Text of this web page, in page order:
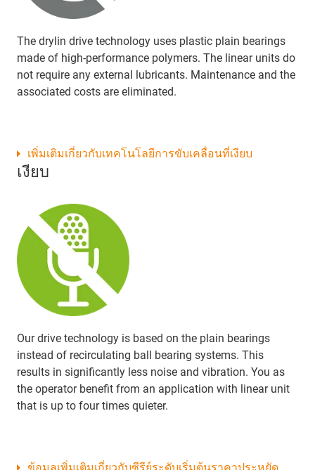
The drylin drive technology uses plastic plain bearings
made of high-performance polymers. The linear units do
not require any external lubricants. Maintenance and the
associated costs are eliminated.
เงียบ
Our drive technology is based on the plain bearings
instead of recirculating ball bearing systems. This
results in significantly less noise and vibration. You as
the operator benefit from an application with linear unit
that is up to four times quieter.
เพิ่มเติมเกี่ยวกับเทคโนโลยีการขับเคลื่อนที่เงียบ